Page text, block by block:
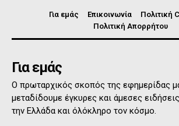
Για εμάς Επικοινωνία
Πολιτική
Πολιτική Απορρήτου
Για εμάς
Ο πρωταρχικός σκοπός της εφημερίδας
μεταδίδουμε έγκυρες και άμεσες
την Ελλάδα και όλόκληρο τον κόσμο.